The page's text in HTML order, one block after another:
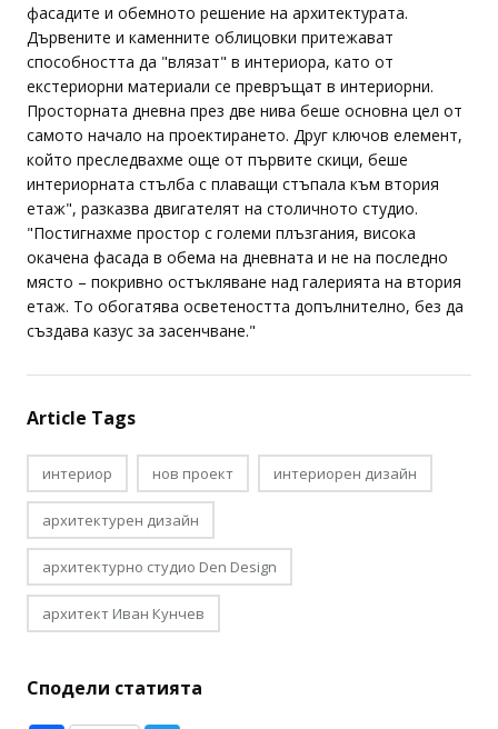
фасадите и обемното решение на архитектурата.
Дървените и каменните облицовки притежават
способността да "влязат" в интериора, като от
екстериорни материали се превръщат в интериорни.
Просторната дневна през две нива беше основна цел от
самото начало на проектирането. Друг ключов елемент,
който преследвахме още от първите скици, беше
интериорната стълба с плаващи стъпала към втория
етаж", разказва двигателят на столичното студио.
"Постигнахме простор с големи плъзгания, висока
окачена фасада в обема на дневната и не на последно
място – покривно остъкляване над галерията на втория
етаж. То обогатява осветеността допълнително, без да
създава казус за засенчване."
Article Tags
интериор нов проект интериорен дизайн
архитектурен дизайн
архитектурно студио Den Design
архитект Иван Кунчев
Сподели статията